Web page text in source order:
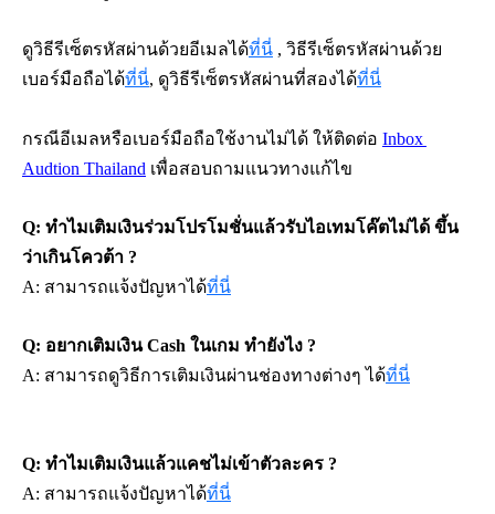
ดูวิธีรีเซ็ตรหัสผ่านด้วยอีเมลได้ที่นี่ , วิธีรีเซ็ตรหัสผ่านด้วย
เบอร์มือถือได้ที่นี่, ดูวิธีรีเซ็ตรหัสผ่านที่สองได้ที่นี่
กรณีอีเมลหรือเบอร์มือถือใช้งานไม่ได้ ให้ติดต่อ Inbox
Audtion Thailand เพื่อสอบถามแนวทางแก้ไข
Q: ทำไมเติมเงินร่วมโปรโมชั่นแล้วรับไอเทมโค๊ตไม่ได้ ขึ้น
ว่าเกินโควต้า ?
A: สามารถแจ้งปัญหาได้ที่นี่
Q: อยากเติมเงิน Cash ในเกม ทำยังไง ?
A: สามารถดูวิธีการเติมเงินผ่านช่องทางต่างๆ ได้ที่นี่
Q: ทำไมเติมเงินแล้วแคชไม่เข้าตัวละคร ?
A: สามารถแจ้งปัญหาได้ที่นี่